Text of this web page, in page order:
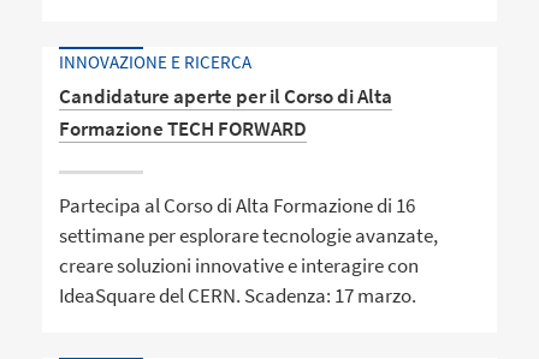
INNOVAZIONE E RICERCA
Candidature aperte per il Corso di Alta
Formazione TECH FORWARD
Partecipa al Corso di Alta Formazione di 16
settimane per esplorare tecnologie avanzate,
creare soluzioni innovative e interagire con
IdeaSquare del CERN. Scadenza: 17 marzo.